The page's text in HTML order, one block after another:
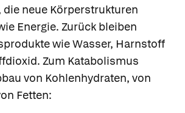
die neue Körperstrukturen
Energie. Zurück bleiben
wie Wasser, Harnstoff
Zum Katabolismus
von Kohlenhydraten, von
Fetten: